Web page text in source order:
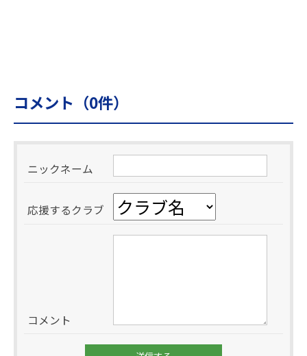
コメント（0件）
ニックネーム
応援するクラブ
コメント